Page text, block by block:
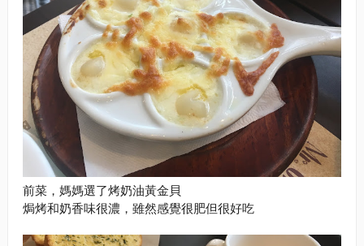
前菜，媽媽選了烤奶油黃金貝
焗烤和奶香味很濃，雖然感覺很肥但很好吃